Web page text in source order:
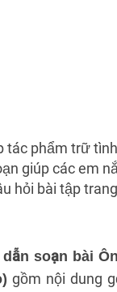
tác phẩm trữ
giúp các em
hỏi bài tập
dẫn soạn bài
gồm nội dung